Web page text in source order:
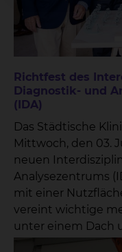
Richtfest des
Diagnostik- und
(IDA)
Das Städtische
Mittwoch, den 03. Juli 2024, das Richtfest des
neuen
Analysezentrums (IDA). Das zweistöckige
mit einer
vereint wichtige
unter einem Dach